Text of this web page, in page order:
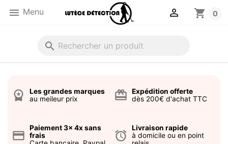
 Menu shopping_cart 0

search
workspace_premium
Les grandes marques
au meileur prix
card_giftcard
Expédition offerte
dès 200€ d'achat TTC
credit_card
Paiement 3x 4x sans
frais
alarm
Livraison rapide
à domicile ou en point